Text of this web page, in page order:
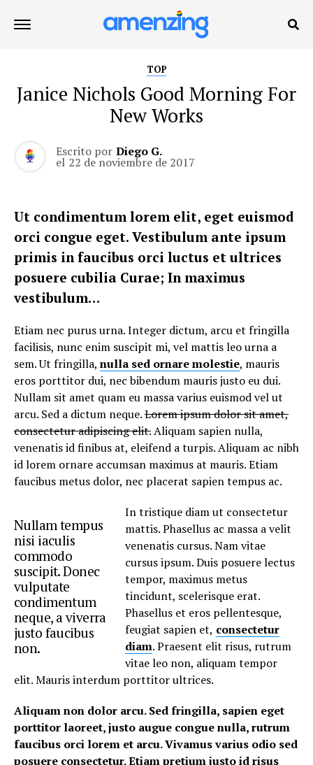
TOP
Janice Nichols Good Morning For
New Works
Escrito por Diego G.
el 22 de noviembre de 2017
Ut condimentum lorem elit, eget euismod
orci congue eget. Vestibulum ante ipsum
primis in faucibus orci luctus et ultrices
posuere cubilia Curae; In maximus
vestibulum…
Etiam nec purus urna. Integer dictum, arcu et fringilla
facilisis, nunc enim suscipit mi, vel mattis leo urna a
sem. Ut fringilla, nulla sed ornare molestie, mauris
eros porttitor dui, nec bibendum mauris justo eu dui.
Nullam sit amet quam eu massa varius euismod vel ut
arcu. Sed a dictum neque.Lorem ipsum dolor sit amet,
consectetur adipiscing elit.Aliquam sapien nulla,
venenatis id finibus at, eleifend a turpis. Aliquam ac nibh
id lorem ornare accumsan maximus at mauris. Etiam
faucibus metus dolor, nec placerat sapien tempus ac.
Nullam tempus
nisi iaculis
commodo
suscipit. Donec
vulputate
condimentum
neque, a viverra
justo faucibus
non.
In tristique diam ut consectetur
mattis. Phasellus ac massa a velit
venenatis cursus. Nam vitae
cursus ipsum. Duis posuere lectus
tempor, maximus metus
tincidunt, scelerisque erat.
Phasellus et eros pellentesque,
feugiat sapien et, consectetur
diam. Praesent elit risus, rutrum
vitae leo non, aliquam tempor
elit. Mauris interdum porttitor ultrices.
Aliquam non dolor arcu. Sed fringilla, sapien eget
porttitor laoreet, justo augue congue nulla, rutrum
faucibus orci lorem et arcu. Vivamus varius odio sed
posuere consectetur. Etiam pretium justo id risus